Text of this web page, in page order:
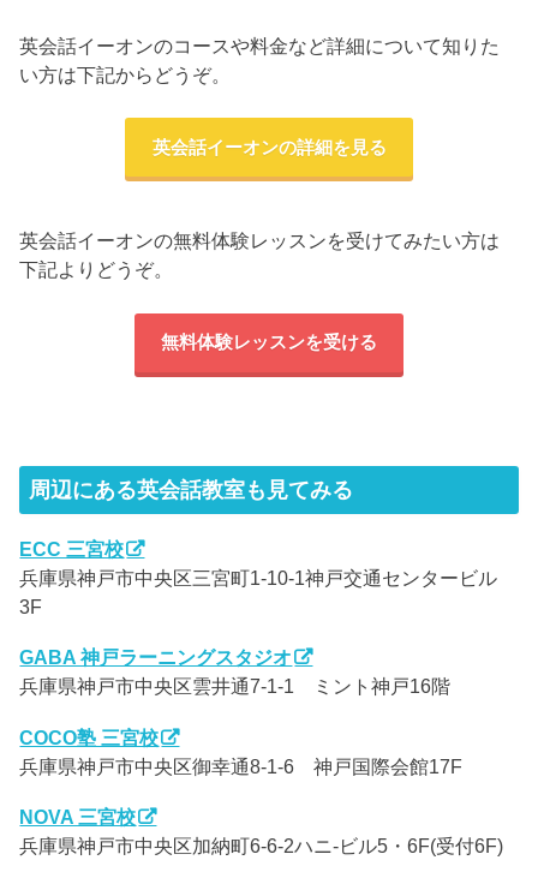
英会話イーオンのコースや料金など詳細について知りた
い方は下記からどうぞ。
英会話イーオンの詳細を見る
英会話イーオンの無料体験レッスンを受けてみたい方は
下記よりどうぞ。
無料体験レッスンを受ける
周辺にある英会話教室も見てみる
ECC 三宮校
兵庫県神戸市中央区三宮町1-10-1神戸交通センタービル
3F
GABA 神戸ラーニングスタジオ
兵庫県神戸市中央区雲井通7-1-1 ミント神戸16階
COCO塾 三宮校
兵庫県神戸市中央区御幸通8-1-6 神戸国際会館17F
NOVA 三宮校
兵庫県神戸市中央区加納町6-6-2ハニ-ビル5・6F(受付6F)